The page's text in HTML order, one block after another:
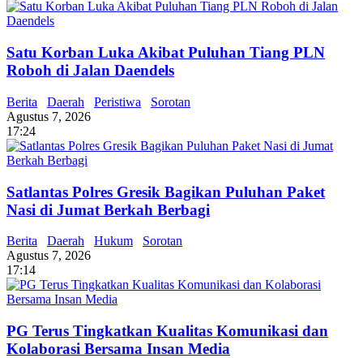
Satu Korban Luka Akibat Puluhan Tiang PLN
Roboh di Jalan Daendels
Berita Daerah Peristiwa
Sorotan
Agustus 7, 2026
17:24
Satlantas Polres Gresik Bagikan Puluhan Paket
Nasi di Jumat Berkah Berbagi
Berita Daerah Hukum
Sorotan
Agustus 7, 2026
17:14
PG Terus Tingkatkan Kualitas Komunikasi dan
Kolaborasi Bersama Insan Media